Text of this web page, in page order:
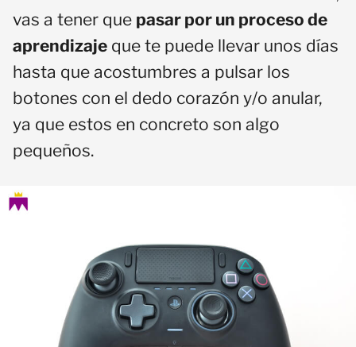
vas a tener que pasar por un proceso de
aprendizaje que te puede llevar unos días
hasta que acostumbres a pulsar los
botones con el dedo corazón y/o anular,
ya que estos en concreto son algo
pequeños.